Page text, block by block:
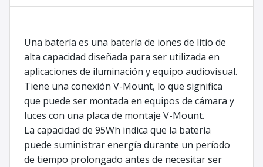
Una batería es una batería de iones de litio de
alta capacidad diseñada para ser utilizada en
aplicaciones de iluminación y equipo audiovisual.
Tiene una conexión V-Mount, lo que significa
que puede ser montada en equipos de cámara y
luces con una placa de montaje V-Mount.
La capacidad de 95Wh indica que la batería
puede suministrar energía durante un período
de tiempo prolongado antes de necesitar ser